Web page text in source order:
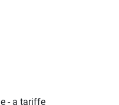
- a tariffe